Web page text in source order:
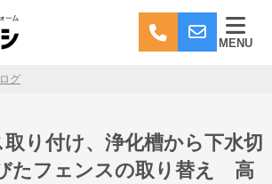
MENU
グ
り付け、浄化槽から下水切
たフェンスの取り替え 高